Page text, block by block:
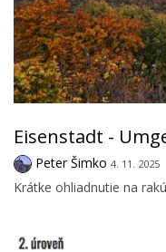
Eisenstadt -
Peter Šimko 4. 11. 2025
Krátke ohliadnutie na